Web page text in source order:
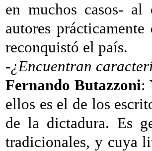
en muchos casos-
autores
reconquistó el país.
-¿Encuentran
Fernando Butazzoni:
ellos es el de los
de la dictadura. Es
tradicionales, y cuya